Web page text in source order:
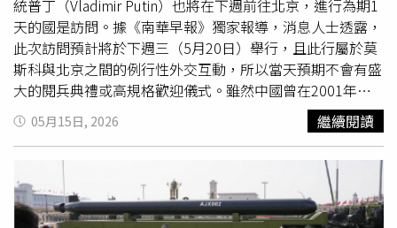
部施壓，包括孤立政策、經濟制裁、軍事施壓以及其他對北
韓造成安全威脅的方式。報導補充，川普在首個總統任期內
曾與金正恩舉行3次峰會，當時主要聚焦於平壤的核武發展
問題，並持續對進一步交流持開放態度。川普上週結束北京
行程後曾透露，他在訪中期間持續與金正恩保持聯繫，並再
次強調自己與這位北韓領導人關係良好。習近平與川普在峰
會中也討論了朝鮮半島議題，但外界獲知的細節相當有限。
美國白宮則是在川習會後發布的事實清單中指出，雙方領導
人「確認共同目標是推動北韓去核化」。首爾近年與平壤關
係持續緊張，因此正尋求北京的力量打破僵局，尤其是在北
韓多次拒絕南韓總統李在明提出的外交接觸倡議後。李在明
統普丁（Vladimir Putin）也將在下週前往北京，進行為期1
天的國是訪問。據《南華早報》獨家報導，消息人士透露，
此次訪問預計將於下週三（5月20日）舉行，且此行屬於莫
斯科與北京之間的例行性外交互動，所以當天預期不會有盛
大的閱兵典禮或高規格歡迎儀式。雖然中國曾在2001年與
2014年主辦亞太經濟合作會議（APEC）峰會期間，接待包
括美俄領袖在內的多國元首，但今年是中國首次在「非多邊
會議」的場合中，於同個月內連續接待世界2強的領導人，
反映出北京試圖同時管理與美俄的關係，並在日益緊張的全
球局勢中，將自身定位為關鍵性強權。在普丁訪問後，中國
也將成為首個在短短數個月內，連續接待聯合國安理會其他
05月15日, 2026 繼續閱讀